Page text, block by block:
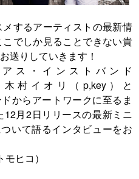
するアーティストの最新情
でしか見ることできない貴
送りしていきます！
ス・インストバンド
木村イオリ（p,key）と
からアートワークに至るま
月2日リリースの最新ミニ
いて語るインタビューをお
ヒコ）